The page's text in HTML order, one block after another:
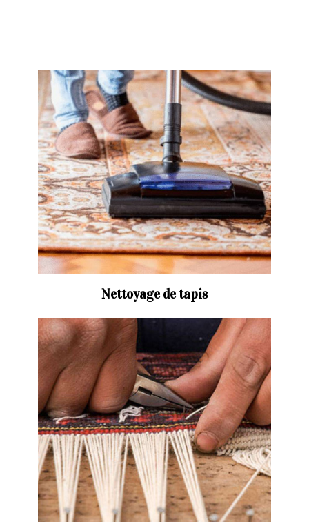
Nettoyage de tapis